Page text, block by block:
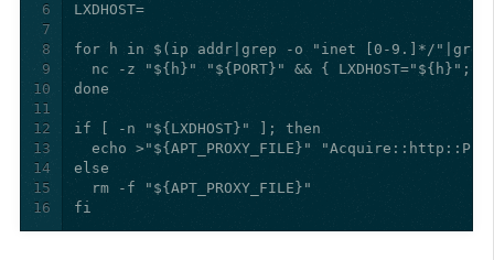
6
7
8
9
10
11
12
13
14
15
16
fi